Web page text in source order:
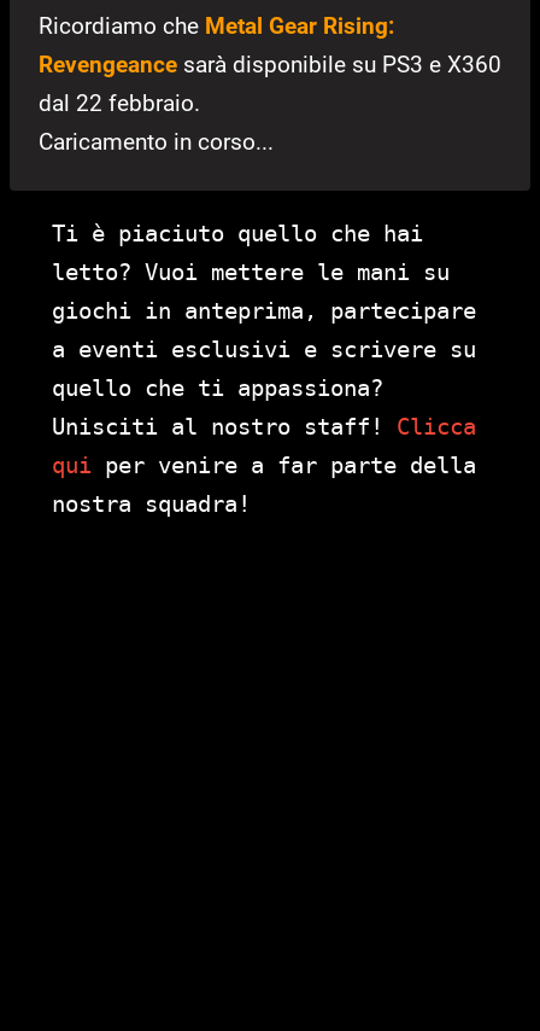
Ricordiamo che Metal Gear Rising:
Revengeance sarà disponibile su PS3 e X360
dal 22 febbraio.
Caricamento in corso...
Ti è piaciuto quello che hai
letto? Vuoi mettere le mani su
giochi in anteprima, partecipare
a eventi esclusivi e scrivere su
quello che ti appassiona?
Unisciti al nostro staff! Clicca
qui per venire a far parte della
nostra squadra!